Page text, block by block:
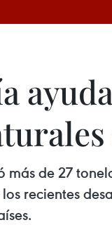
más de 27
recientes